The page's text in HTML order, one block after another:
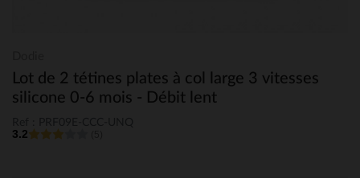
Lot de 2 tétines plates à col large 3 vitesses
silicone 0-6 mois - Débit lent
3.2